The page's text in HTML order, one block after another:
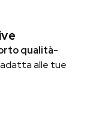
qualità-
adatta alle tue